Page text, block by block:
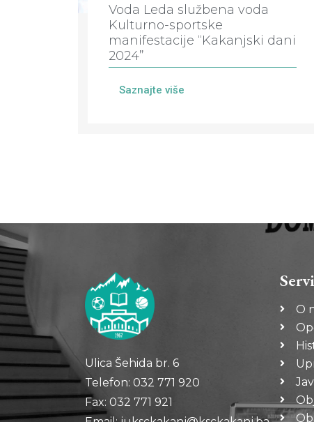
Voda Leda službena voda
Kulturno-sportske
manifestacije “Kakanjski dani
2024”
Saznajte više
Ulica Šehida br. 6
Telefon: 032 771 920
Fax: 032 771 921
O